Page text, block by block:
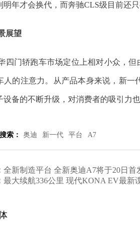
明年才会换代，而奔驰CLS级目前还
展望
四门轿跑车市场定位上相对小众，
人的注意力。从产品本身来说，新
设备的不断升级，对消费者的吸引力也
索： 奥迪 新一代 平台 A7
全新制造平台 全新奥迪A7将于20日首
最大续航336公里 现代KONA EV最新